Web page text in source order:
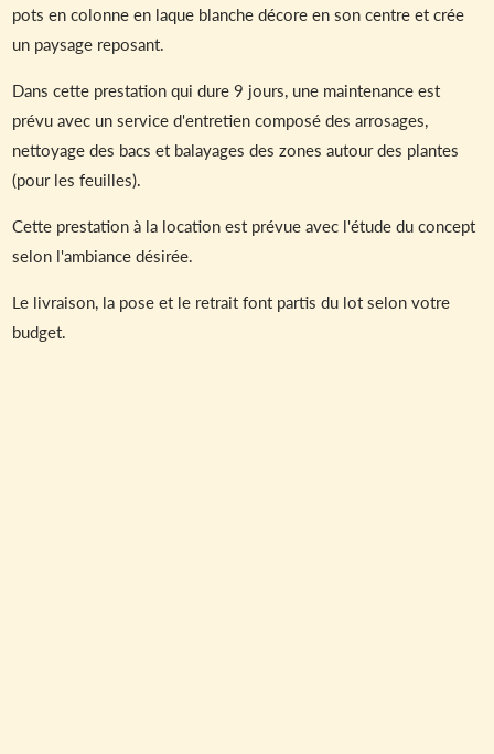
pots en colonne en laque blanche décore en son centre et crée
un paysage reposant.
Dans cette prestation qui dure 9 jours, une maintenance est
prévu avec un service d'entretien composé des arrosages,
nettoyage des bacs et balayages des zones autour des plantes
(pour les feuilles).
Cette prestation à la location est prévue avec l'étude du concept
selon l'ambiance désirée.
Le livraison, la pose et le retrait font partis du lot selon votre
budget.